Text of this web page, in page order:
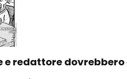
e redattore